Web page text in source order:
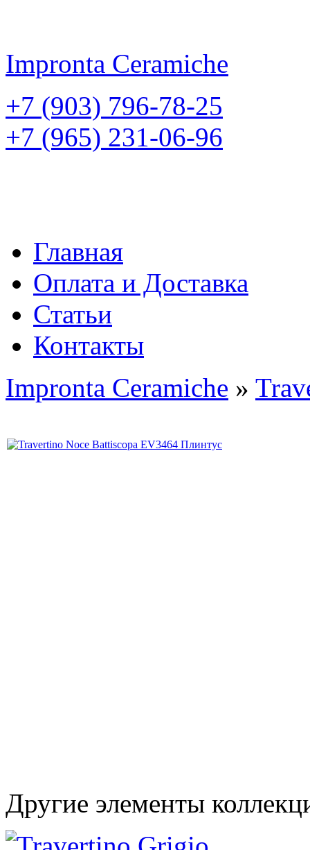
Impronta Ceramiche
+7 (903) 796-78-25
+7 (965) 231-06-96
Главная
Оплата и Доставка
Статьи
Контакты
Impronta Ceramiche »
Другие элементы